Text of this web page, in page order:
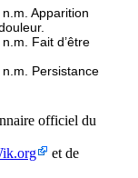
n.m. Apparition
n.m. Fait d’être
n.m. Persistance
officiel du
et de